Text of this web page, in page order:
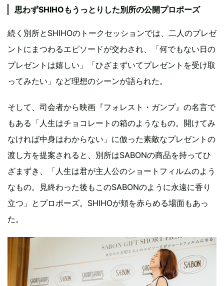
思わずSHIHOもうっとりした別所の公開プロポーズ
続く別所とSHIHOのトークセッションでは、二人のプレゼ
ントにまつわるエピソードが交わされ、「何でもない日の
プレゼントは嬉しい」「ひざまずいてプレゼントを受け取
ってみたい」など理想のシーンが語られた。
そして、司会者から映画『フォレスト・ガンプ』の名言で
もある「人生はチョコレートの箱のようなもの。開けてみ
なければ中身はわからない」に倣った素敵なプレゼントの
渡し方を提案されると、別所はSABONの商品を持ってひ
ざまずき、「人生は君が主人公のショートフィルムのよう
なもの。見終わった後もこのSABONのように永遠に香り
立つ」とプロポーズ。SHIHOが頬を赤らめる場面もあっ
た。